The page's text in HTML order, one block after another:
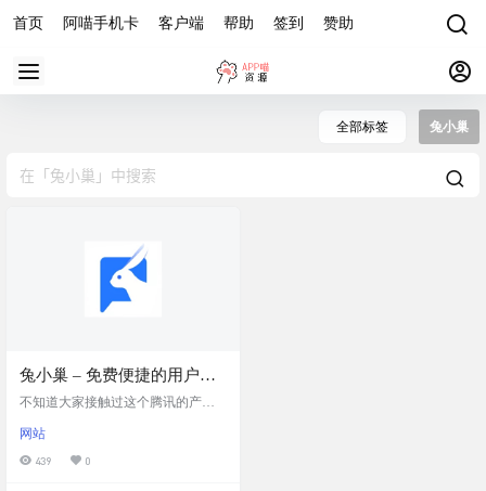
首页 阿喵手机卡 客户端 帮助 签到 赞助
全部标签 兔小巢
兔小巢 – 免费便捷的用户意
见反馈服务平台，用户反馈
不知道大家接触过这个腾讯的产品
总能看到大家使用这个兔小巢。实
际体验下来还真是挺不错的，而且
网站
439 0